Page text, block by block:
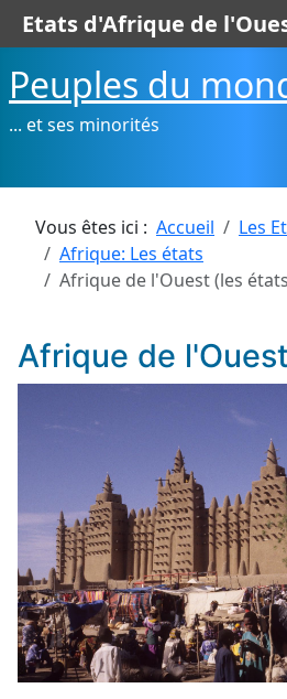
Peuples du
... et ses minorités
Vous êtes ici : Accueil
Les
Afrique: Les états
Afrique de l'Ouest (les
Afrique de
Etats d'Afrique de